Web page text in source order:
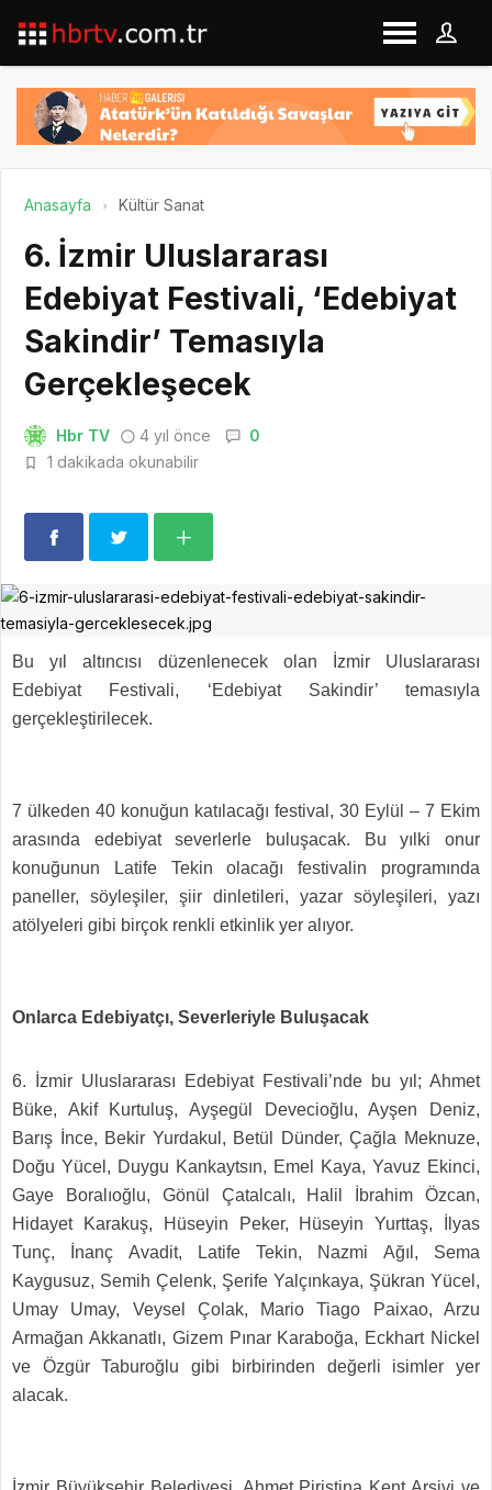
Anasayfa Kültür Sanat
6. İzmir Uluslararası
Edebiyat Festivali, ‘Edebiyat
Sakindir’ Temasıyla
Gerçekleşecek
Hbr TV 4 yıl önce
0
1 dakikada okunabilir
Bu yıl altıncısı düzenlenecek olan İzmir Uluslararası
Edebiyat Festivali, ‘Edebiyat Sakindir’ temasıyla
gerçekleştirilecek.
7 ülkeden 40 konuğun katılacağı festival, 30 Eylül – 7 Ekim
arasında edebiyat severlerle buluşacak. Bu yılki onur
konuğunun Latife Tekin olacağı festivalin programında
paneller, söyleşiler, şiir dinletileri, yazar söyleşileri, yazı
atölyeleri gibi birçok renkli etkinlik yer alıyor.
Onlarca Edebiyatçı, Severleriyle Buluşacak
6. İzmir Uluslararası Edebiyat Festivali’nde bu yıl; Ahmet
Büke, Akif Kurtuluş, Ayşegül Devecioğlu, Ayşen Deniz,
Barış İnce, Bekir Yurdakul, Betül Dünder, Çağla Meknuze,
Doğu Yücel, Duygu Kankaytsın, Emel Kaya, Yavuz Ekinci,
Gaye Boralıoğlu, Gönül Çatalcalı, Halil İbrahim Özcan,
Hidayet Karakuş, Hüseyin Peker, Hüseyin Yurttaş, İlyas
Tunç, İnanç Avadit, Latife Tekin, Nazmi Ağıl, Sema
Kaygusuz, Semih Çelenk, Şerife Yalçınkaya, Şükran Yücel,
Umay Umay, Veysel Çolak, Mario Tiago Paixao, Arzu
Armağan Akkanatlı, Gizem Pınar Karaboğa, Eckhart Nickel
ve Özgür Taburoğlu gibi birbirinden değerli isimler yer
alacak.